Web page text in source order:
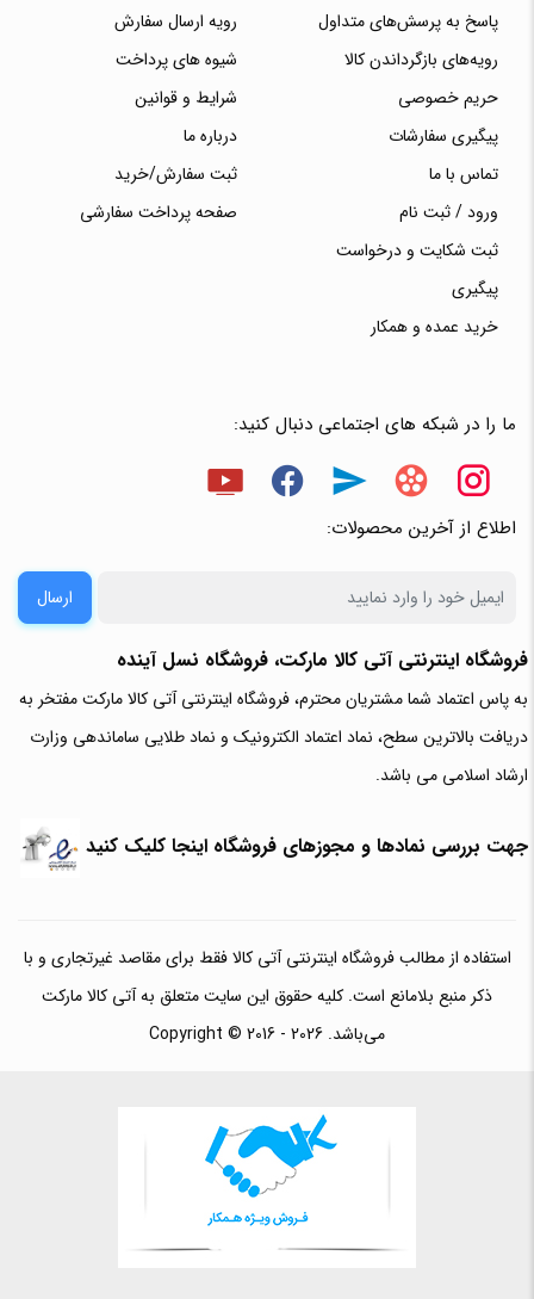
پاسخ به پرسش‌های متداول
رویه‌های بازگرداندن کالا
حریم خصوصی
پیگیری سفارشات
تماس با ما
ورود / ثبت نام
ثبت شکایت و درخواست
پیگیری
خرید عمده و همکار
رویه ارسال سفارش
شیوه های پرداخت
شرایط و قوانین
درباره ما
ثبت سفارش/خرید
صفحه پرداخت سفارشی
ما را در شبکه های اجتماعی دنبال کنید:
اطلاع از آخرین محصولات:
ارسال
فروشگاه اینترنتی آتی‌ کالا مارکت، فروشگاه نسل آینده
به پاس اعتماد شما مشتریان محترم، فروشگاه اینترنتی آتی کالا مارکت مفتخر به
دریافت بالاترین سطح، نماد اعتماد الکترونیک و نماد طلایی ساماندهی وزارت
ارشاد اسلامی می باشد.
جهت بررسی نمادها و مجوزهای فروشگاه اینجا کلیک کنید
استفاده از مطالب فروشگاه اینترنتی آتی کالا فقط برای مقاصد غیرتجاری و با
ذکر منبع بلامانع است. کلیه حقوق این سایت متعلق به آتی کالا مارکت
می‌باشد. Copyright © 2016 - 2026